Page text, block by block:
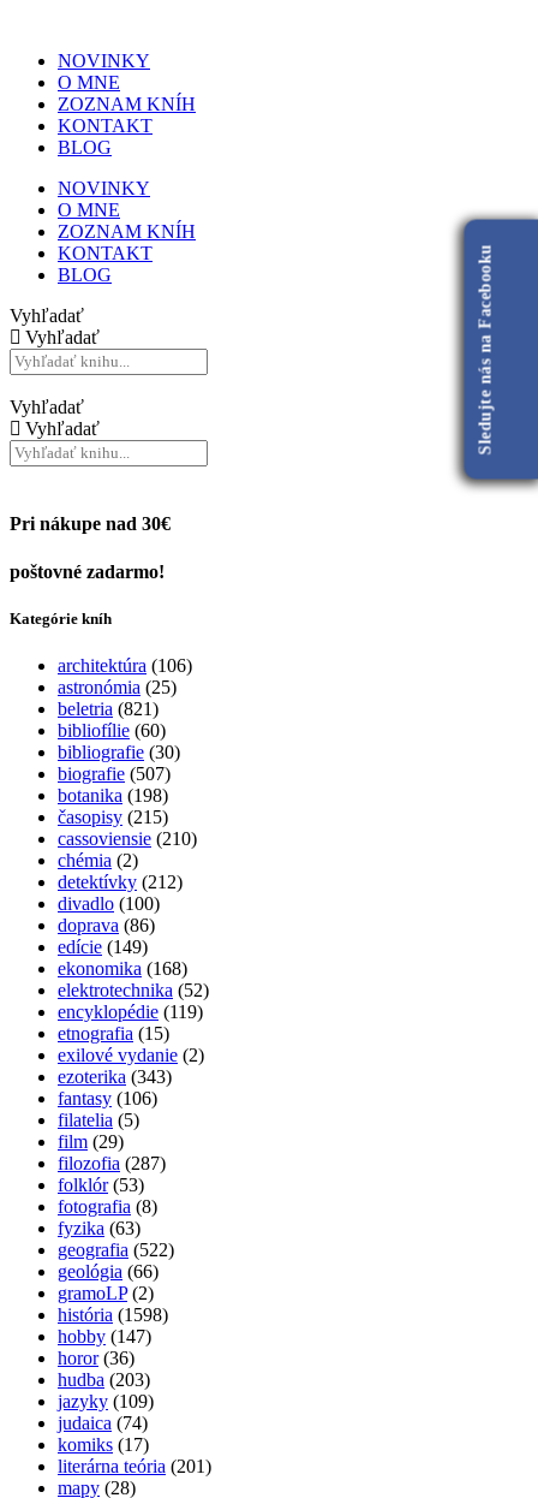
NOVINKY
O MNE
ZOZNAM KNÍH
KONTAKT
BLOG
NOVINKY
O MNE
ZOZNAM KNÍH
KONTAKT
BLOG
Vyhľadať
Vyhľadať
Vyhľadať
Vyhľadať
Pri nákupe nad 30€
poštovné zadarmo!
Kategórie kníh
architektúra (106)
astronómia (25)
beletria (821)
bibliofílie (60)
bibliografie (30)
biografie (507)
botanika (198)
časopisy (215)
cassoviensie (210)
chémia (2)
detektívky (212)
divadlo (100)
doprava (86)
edície (149)
ekonomika (168)
elektrotechnika (52)
encyklopédie (119)
etnografia (15)
exilové vydanie (2)
ezoterika (343)
fantasy (106)
filatelia (5)
film (29)
filozofia (287)
folklór (53)
fotografia (8)
fyzika (63)
geografia (522)
geológia (66)
gramoLP (2)
história (1598)
hobby (147)
horor (36)
hudba (203)
jazyky (109)
judaica (74)
komiks (17)
literárna teória (201)
mapy (28)
Sledujte nás na Facebooku